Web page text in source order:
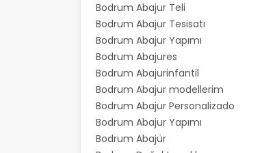
Bodrum Abajur Teli
Bodrum Abajur Tesisatı
Bodrum Abajur Yapımı
Bodrum Abajures
Bodrum Abajurinfantil
Bodrum Abajur modellerim
Bodrum Abajur Personalizado
Bodrum Abajur Yapımı
Bodrum Abajür